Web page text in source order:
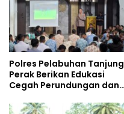
Polres Pelabuhan Tanjung
Perak Berikan Edukasi
Cegah Perundungan dan
kepada Pelajar MPLS